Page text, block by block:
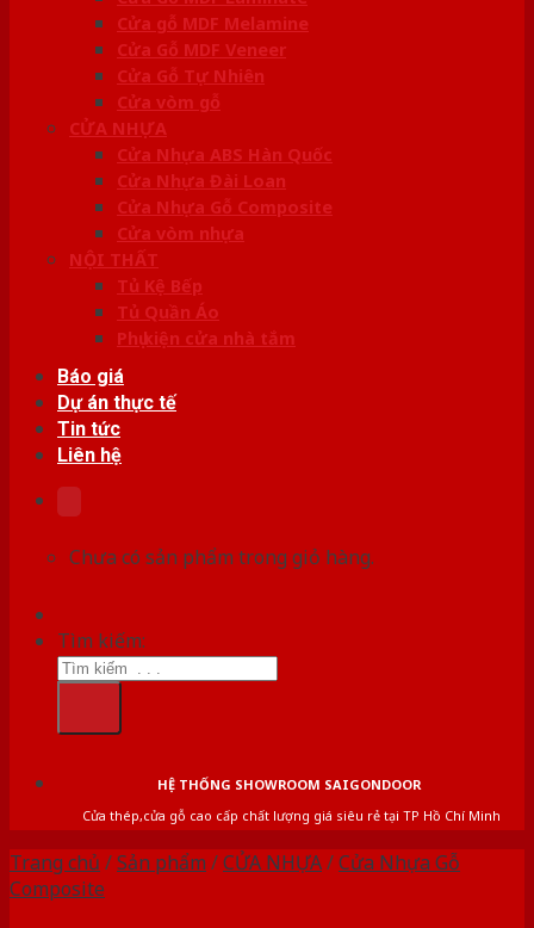
Cửa gỗ MDF Melamine
Cửa Gỗ MDF Veneer
Cửa Gỗ Tự Nhiên
Cửa vòm gỗ
CỬA NHỰA
Cửa Nhựa ABS Hàn Quốc
Cửa Nhựa Đài Loan
Cửa Nhựa Gỗ Composite
Cửa vòm nhựa
NỘI THẤT
Tủ Kệ Bếp
Tủ Quần Áo
Phụ kiện cửa nhà tắm
Báo giá
Dự án thực tế
Tin tức
Liên hệ
Chưa có sản phẩm trong giỏ hàng.
Tìm kiếm:
HỆ THỐNG SHOWROOM SAIGONDOOR
Cửa thép,cửa gỗ cao cấp chất lượng giá siêu rẻ tại TP Hồ Chí Minh
Trang chủ /Sản phẩm /CỬA NHỰA/Cửa Nhựa Gỗ
Composite